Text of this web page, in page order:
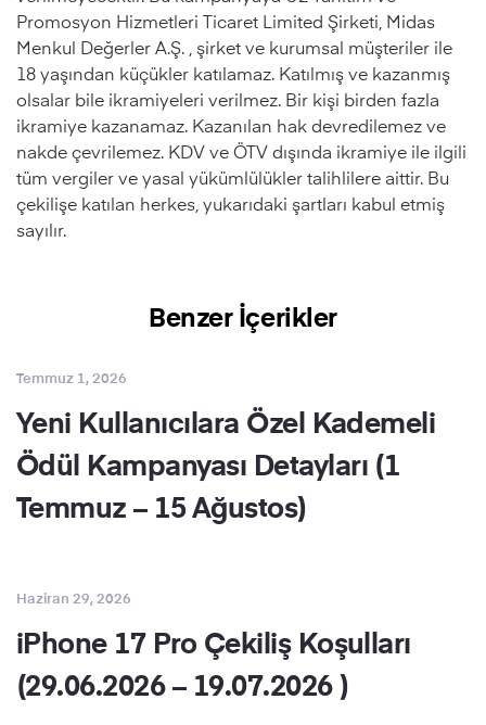
Promosyon Hizmetleri Ticaret Limited Şirketi, Midas
Menkul Değerler A.Ş. , şirket ve kurumsal müşteriler ile
18 yaşından küçükler katılamaz. Katılmış ve kazanmış
olsalar bile ikramiyeleri verilmez. Bir kişi birden fazla
ikramiye kazanamaz. Kazanılan hak devredilemez ve
nakde çevrilemez. KDV ve ÖTV dışında ikramiye ile ilgili
tüm vergiler ve yasal yükümlülükler talihlilere aittir. Bu
çekilişe katılan herkes, yukarıdaki şartları kabul etmiş
sayılır.
Benzer İçerikler
Temmuz 1, 2026
Yeni Kullanıcılara Özel Kademeli
Ödül Kampanyası Detayları (1
Temmuz – 15 Ağustos)
Haziran 29, 2026
iPhone 17 Pro Çekiliş Koşulları
(29.06.2026 – 19.07.2026 )